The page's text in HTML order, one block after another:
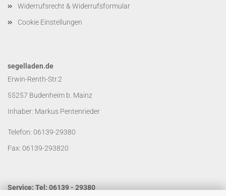
Widerrufsrecht & Widerrufsformular
Cookie Einstellungen
segelladen.de
Erwin-Renth-Str.2
55257 Budenheim b. Mainz
Inhaber: Markus Pentenrieder
Telefon: 06139-29380
Fax: 06139-293820
Service: Tel: 06139 - 29380